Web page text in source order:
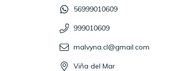
56999010609
999010609
malvyna.cl@gmail.com
Viña del Mar